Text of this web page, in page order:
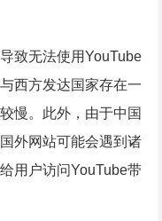
致无法使用YouTube
西方发达国家存在一
慢。此外，由于中国
外网站可能会遇到诸
用户访问YouTube带